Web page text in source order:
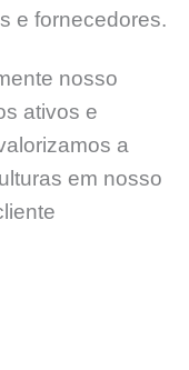
e fornecedores.
nosso
ativos e
a
em nosso